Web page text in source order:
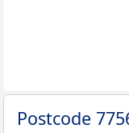
Postcode